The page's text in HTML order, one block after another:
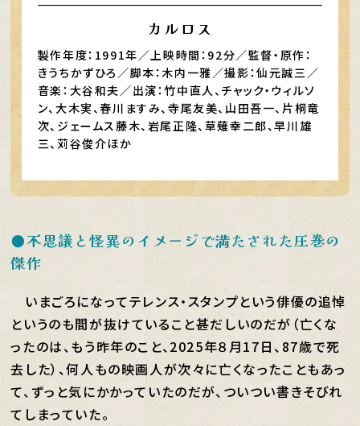
カルロス
製作年度：1991年／上映時間：92分／監督・原作：
きうちかずひろ／脚本：木内一雅／撮影：仙元誠三／
音楽：大谷和夫／出演：竹中直人、チャック・ウィルソ
ン、大木実、春川ますみ、寺尾友美、山田吾一、片桐竜
次、ジェームス藤木、岩尾正隆、草薙幸二郎、早川雄
三、苅谷俊介ほか
●不思議と怪異のイメージで満たされた圧巻の
傑作
いまごろになってテレンス・スタンプという俳優の追悼
というのも間が抜けていること甚だしいのだが（亡くな
ったのは、もう昨年のこと、2025年８月17日、87歳で死
去した）、何人もの映画人が次々に亡くなったこともあっ
て、ずっと気にかかっていたのだが、ついつい書きそびれ
てしまっていた。